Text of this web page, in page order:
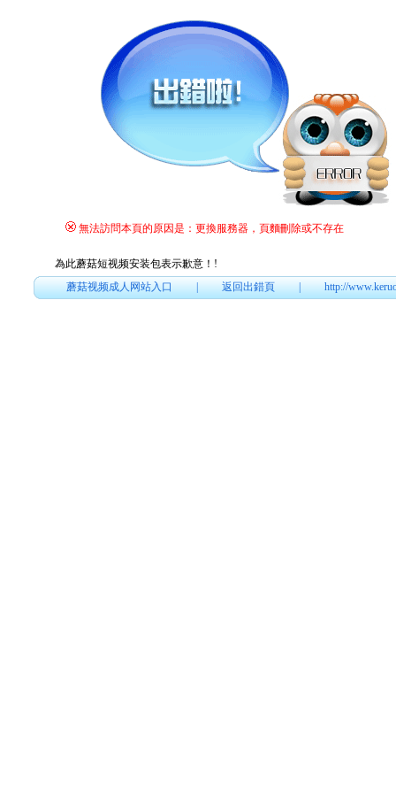
無法訪問本頁的原因是：更換服務器，頁麵刪除或不存在
為此蘑菇短视频安装包表示歉意！ !
蘑菇视频成人网站入口|返回出錯頁|http://